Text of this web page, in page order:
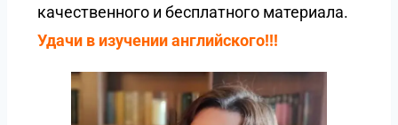
качественного и бесплатного материала.
Удачи в изучении английского!!!